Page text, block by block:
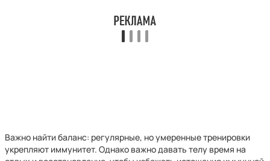
Важно найти баланс: регулярные, но умеренные тренировки
укрепляют иммунитет. Однако важно давать телу время на